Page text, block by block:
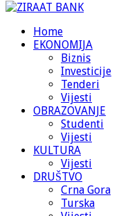
Home
EKONOMIJA
Biznis
Investicije
Tenderi
Vijesti
OBRAZOVANJE
Studenti
Vijesti
KULTURA
Vijesti
DRUŠTVO
Crna Gora
Turska